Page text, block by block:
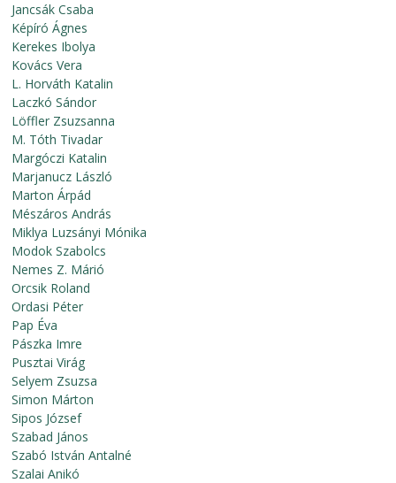
Jancsák Csaba
Képíró Ágnes
Kerekes Ibolya
Kovács Vera
L. Horváth Katalin
Laczkó Sándor
Löffler Zsuzsanna
M. Tóth Tivadar
Margóczi Katalin
Marjanucz László
Marton Árpád
Mészáros András
Miklya Luzsányi Mónika
Modok Szabolcs
Nemes Z. Márió
Orcsik Roland
Ordasi Péter
Pap Éva
Pászka Imre
Pusztai Virág
Selyem Zsuzsa
Simon Márton
Sipos József
Szabad János
Szabó István Antalné
Szalai Anikó